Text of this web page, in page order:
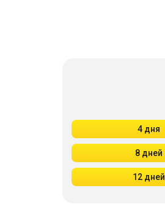
4 дня
8 дней
12 дней